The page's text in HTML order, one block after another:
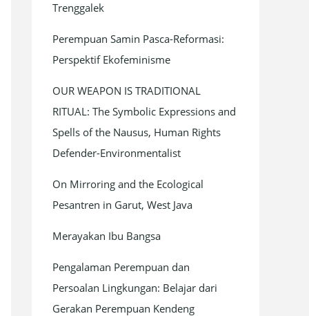
Trenggalek
Perempuan Samin Pasca-Reformasi:
Perspektif Ekofeminisme
OUR WEAPON IS TRADITIONAL
RITUAL: The Symbolic Expressions and
Spells of the Nausus, Human Rights
Defender-Environmentalist
On Mirroring and the Ecological
Pesantren in Garut, West Java
Merayakan Ibu Bangsa
Pengalaman Perempuan dan
Persoalan Lingkungan: Belajar dari
Gerakan Perempuan Kendeng